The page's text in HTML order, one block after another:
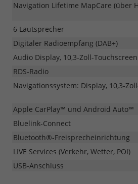
Navigation Lifetime MapCare (über
6 Lautsprecher
Digitaler Radioempfang (DAB+)
Audio Display, 10,3-Zoll-Touchscreen
RDS-Radio
Navigationssystem: Display, 10,3-
Apple CarPlay™ und Android Auto™
Bluelink-Connect
Bluetooth®-Freisprecheinrichtung
LIVE Services (Verkehr, Wetter, POI)
USB-Anschluss